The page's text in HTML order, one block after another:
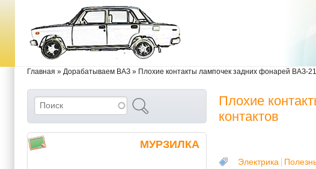
Перейти к основному содержанию
Вы здесь
Главная » Дорабатываем ВАЗ » Плохие контакты лампочек задних фонарей ВАЗ-
Форма поиска Поиск
МУРЗИЛКА
Плохие
контактов
Электрика